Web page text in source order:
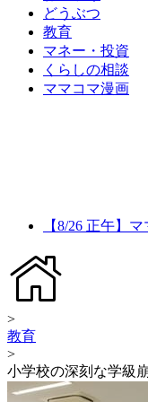
どうぶつ
教育
マネー・投資
くらしの相談
ママコマ漫画
【8/26 正午】
>
教育
>
小学校の深刻な学級